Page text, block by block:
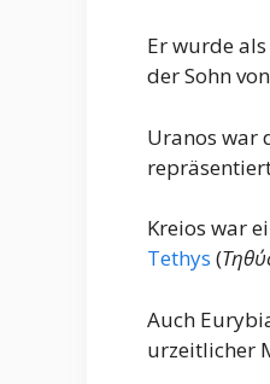
Er wurde
der Sohn von
Uranos war
Kreios war
Tethys (
Auch
urzeitlicher